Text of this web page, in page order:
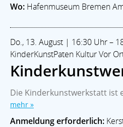
Wo: Hafenmuseum Bremen
Do., 13. August | 16:30 Uhr –
KinderKunstPaten Kultur Vor
Die Kinderkunstwerkstatt ist
mehr »
Anmeldung erforderlich: